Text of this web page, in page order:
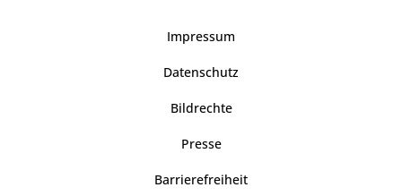
Impressum
Datenschutz
Bildrechte
Presse
Barrierefreiheit